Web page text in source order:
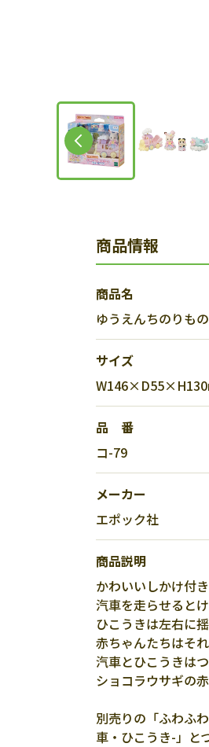
商品情報
商品名
ゆうえんちのりも
サイズ
品 番
コ-79
メーカー
エポック社
商品説明
かわいいしかけ付
汽車を走らせると
ひこうきは左右に揺
赤ちゃんたちはそ
汽車とひこうきは
ショコラウサギの
別売りの「ふわふ
車・ひこうき-」と